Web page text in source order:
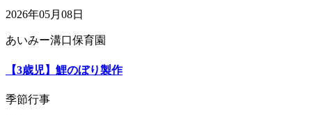
2026年05月08日
あいみー溝口保育園
【3歳児】鯉のぼり製作
季節行事